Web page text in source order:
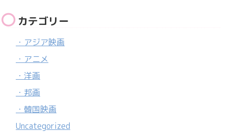
カテゴリー
・アジア映画
・アニメ
・洋画
・邦画
・韓国映画
Uncategorized